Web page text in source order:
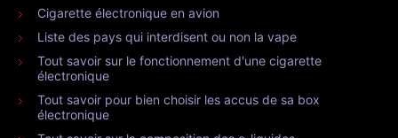
Cigarette électronique en avion
Liste des pays qui interdisent ou non la vape
Tout savoir sur le fonctionnement d'une cigarette
électronique
Tout savoir pour bien choisir les accus de sa box
électronique